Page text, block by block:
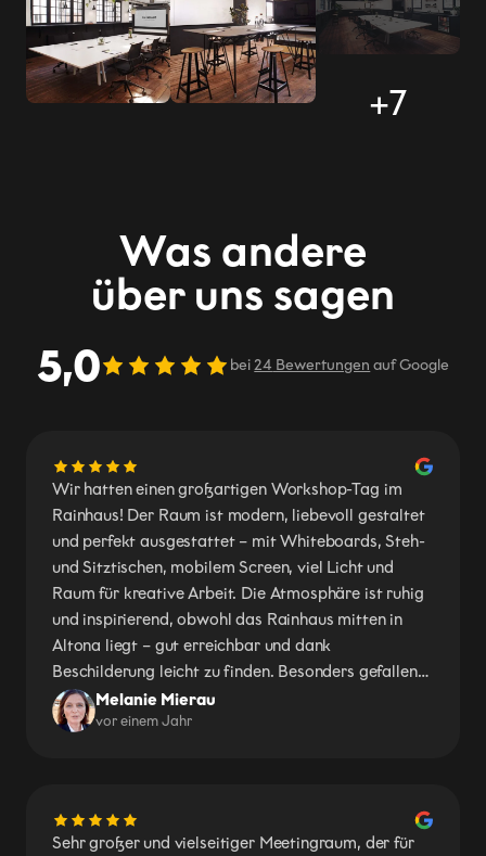
+7
Was andere
über uns sagen
5,0
bei24 Bewertungen auf Google
Wir hatten einen großartigen Workshop-Tag im
Rainhaus! Der Raum ist modern, liebevoll gestaltet
und perfekt ausgestattet – mit Whiteboards, Steh-
und Sitztischen, mobilem Screen, viel Licht und
Raum für kreative Arbeit. Die Atmosphäre ist ruhig
und inspirierend, obwohl das Rainhaus mitten in
Altona liegt – gut erreichbar und dank
Beschilderung leicht zu finden. Besonders gefallen
haben uns die kleinen Details wie Pflanzen, Bücher
und die stilvollen Sanitäranlagen. Der Kontakt war
Melanie Mierau
vor einem Jahr
Sehr großer und vielseitiger Meetingraum, der für